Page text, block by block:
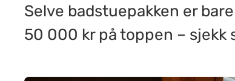
Selve badstuepakken er
50 000 kr på toppen – sjekk